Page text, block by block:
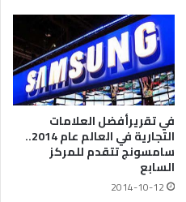
في تقريرأفضل العلامات
التجارية في العالم عام 2014..
سامسونج تتقدم للمركز
السابع
2014-10-12